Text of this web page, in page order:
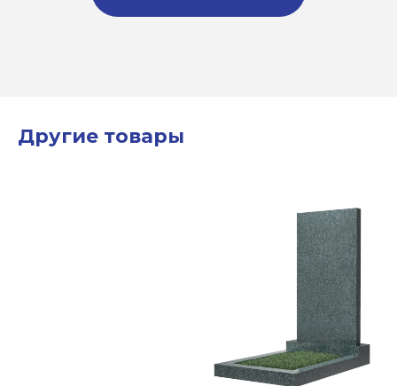
Другие товары